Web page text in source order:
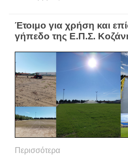
Έτοιμο για χρήση και
γήπεδο της Ε.Π.Σ.
Περισσότερα